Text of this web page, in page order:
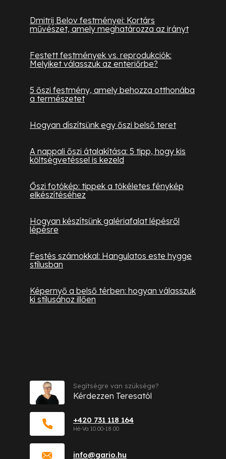
Dmitrij Belov festményei: Kortárs
művészet, amely meghatározza az irányt
Festett festmények vs. reprodukciók:
Melyiket válasszuk az enteriőrbe?
5 őszi festmény, amely behozza otthonába
a természetet
Hogyan díszítsünk egy őszi belső teret
A nappali őszi átalakítása: 5 tipp, hogy kis
költségvetéssel is kezeld
Őszi fotókép: tippek a tökéletes fénykép
elkészítéséhez
Hogyan készítsünk galériafalat lépésről
lépésre
Festés számokkal: Hangulatos este hygge
stílusban
Képernyő a belső térben: hogyan válasszuk
ki stílusához illően
info@gario.hu
+420 731 118 164
Segítségre van szüksége?
Kérdezzen Teresatól